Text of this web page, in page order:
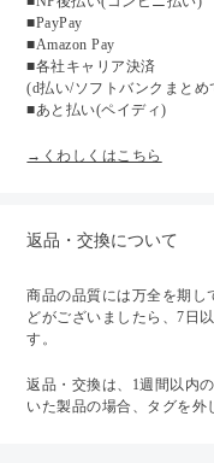
■PayPay
■Amazon Pay
■各社キャリア決済
(d払い/ソフトバンクまと
■あと払い(ペイディ)
→くわしくはこちら
返品・交換について
商品の品質には万全を期し
どがございましたら、7日
す。
返品・交換は、1週間以内
いた製品の場合、タグを外